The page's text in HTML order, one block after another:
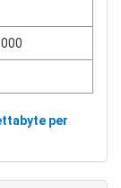
per